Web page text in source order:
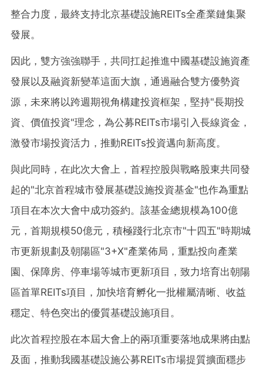
整合力度，最終支持北京基礎設施REITs全產業鏈集聚
發展。
因此，雙方強強聯手，共同扛起推進中國基礎設施資產
發展以及融資新變革這面大旗，通過融合雙方優勢資
源，未來將以跨週期視角構建投資框架，堅持"長期投
資、價值投資"理念，為公募REITs市場引入長線資金，
激發市場投資活力，推動REITs投資邁向新高度。
與此同時，在此次大會上，首程控股與戰略股東共同發
起的"北京首程城市發展基礎設施投資基金"也作為重點
項目在本次大會中成功簽約。該基金總規模為100億
元，首期規模50億元，積極踐行北京市"十四五"時期城
市更新規劃及朝陽區"3+X"產業佈局，重點投向產業
園、保障房、停車場等城市更新項目，致力培育出朝陽
區首單REITs項目，加快培育孵化一批權屬清晰、收益
穩定、特色突出的優質基礎設施項目。
此次首程控股在本屆大會上的兩項重要落地成果將由點
及面，推動我國基礎設施公募REITs市場提質擴面穩步